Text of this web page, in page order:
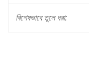
বিশেষভাবে তুলে ধরা: